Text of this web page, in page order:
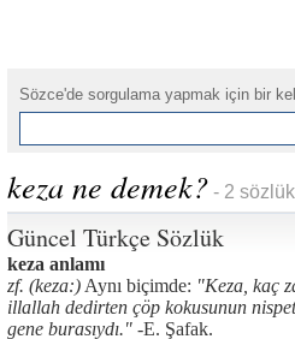
Sözce'de sorgulama yapmak için bir
keza ne demek? - 2
Güncel Türkçe Sözlük
keza anlamı
zf. (keza:) Aynı biçimde: "Keza, kaç
illallah dedirten çöp kokusunun
gene burasıydı." -E. Şafak.